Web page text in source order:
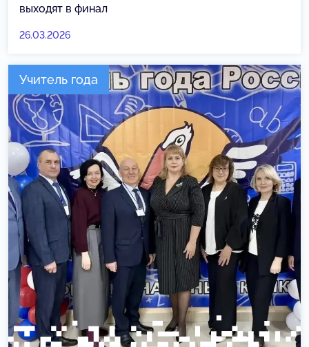
выходят в финал
26.03.2026
Учитель года